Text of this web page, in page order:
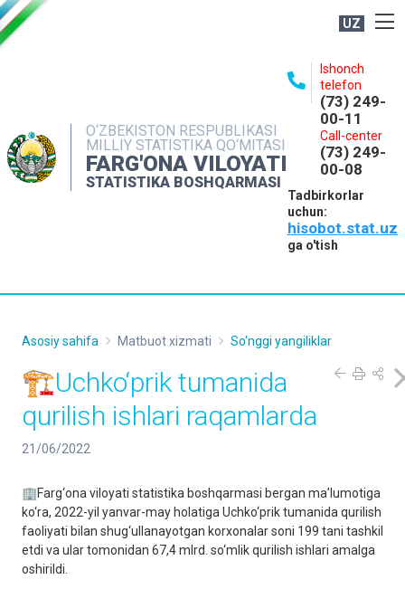
UZ
O‘ZBEKISTON RESPUBLIKASI
MILLIY STATISTIKA QO‘MITASI
FARG'ONA VILOYATI
STATISTIKA BOSHQARMASI
Ishonch
telefon
(73) 249-
00-11
Call-center
(73) 249-
00-08
Tadbirkorlar
uchun:
hisobot.stat.uz
ga o'tish
NASHRLAR
INTERAKTIV XIZMATLAR
MATBUOT XIZMATI
Asosiy sahifa Matbuot xizmati So'nggi yangiliklar
🏗Uchko‘prik tumanida
qurilish ishlari raqamlarda
21/06/2022
🏢Farg‘ona viloyati statistika boshqarmasi bergan ma’lumotiga
ko‘ra, 2022-yil yanvar-may holatiga Uchko‘prik tumanida qurilish
faoliyati bilan shug‘ullanayotgan korxonalar soni 199 tani tashkil
etdi va ular tomonidan 67,4 mlrd. so‘mlik qurilish ishlari amalga
oshirildi.